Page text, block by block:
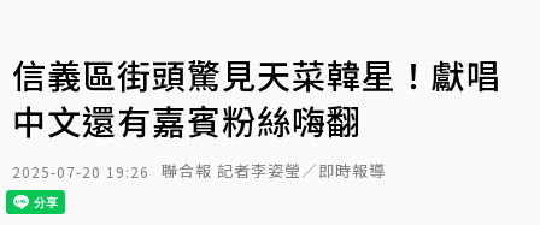
信義區街頭驚見天菜韓星！獻唱
中文還有嘉賓粉絲嗨翻
2025-07-20 19:26 聯合報 記者李姿瑩／即時報導